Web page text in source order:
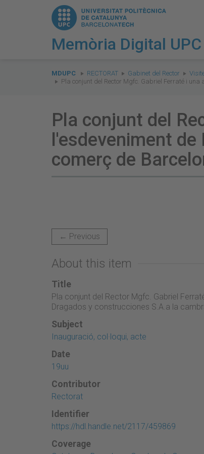
Memòria Digital UPC
are
here:
MDUPC RECTORAT Gabinet del Rector
Pla conjunt del Rector Mgfc. Gabriel Ferraté i
Pla conjunt del
l'esdeveniment
comerç de
← Previous
About this item
Title
Pla conjunt del Rector Mgfc. Gabriel
Dragados y construcciones S.A.a la
Subject
Inauguració, col·loqui, acte
Date
19uu
Contributor
Rectorat
Identifier
https://hdl.handle.net/2117/459869
Coverage